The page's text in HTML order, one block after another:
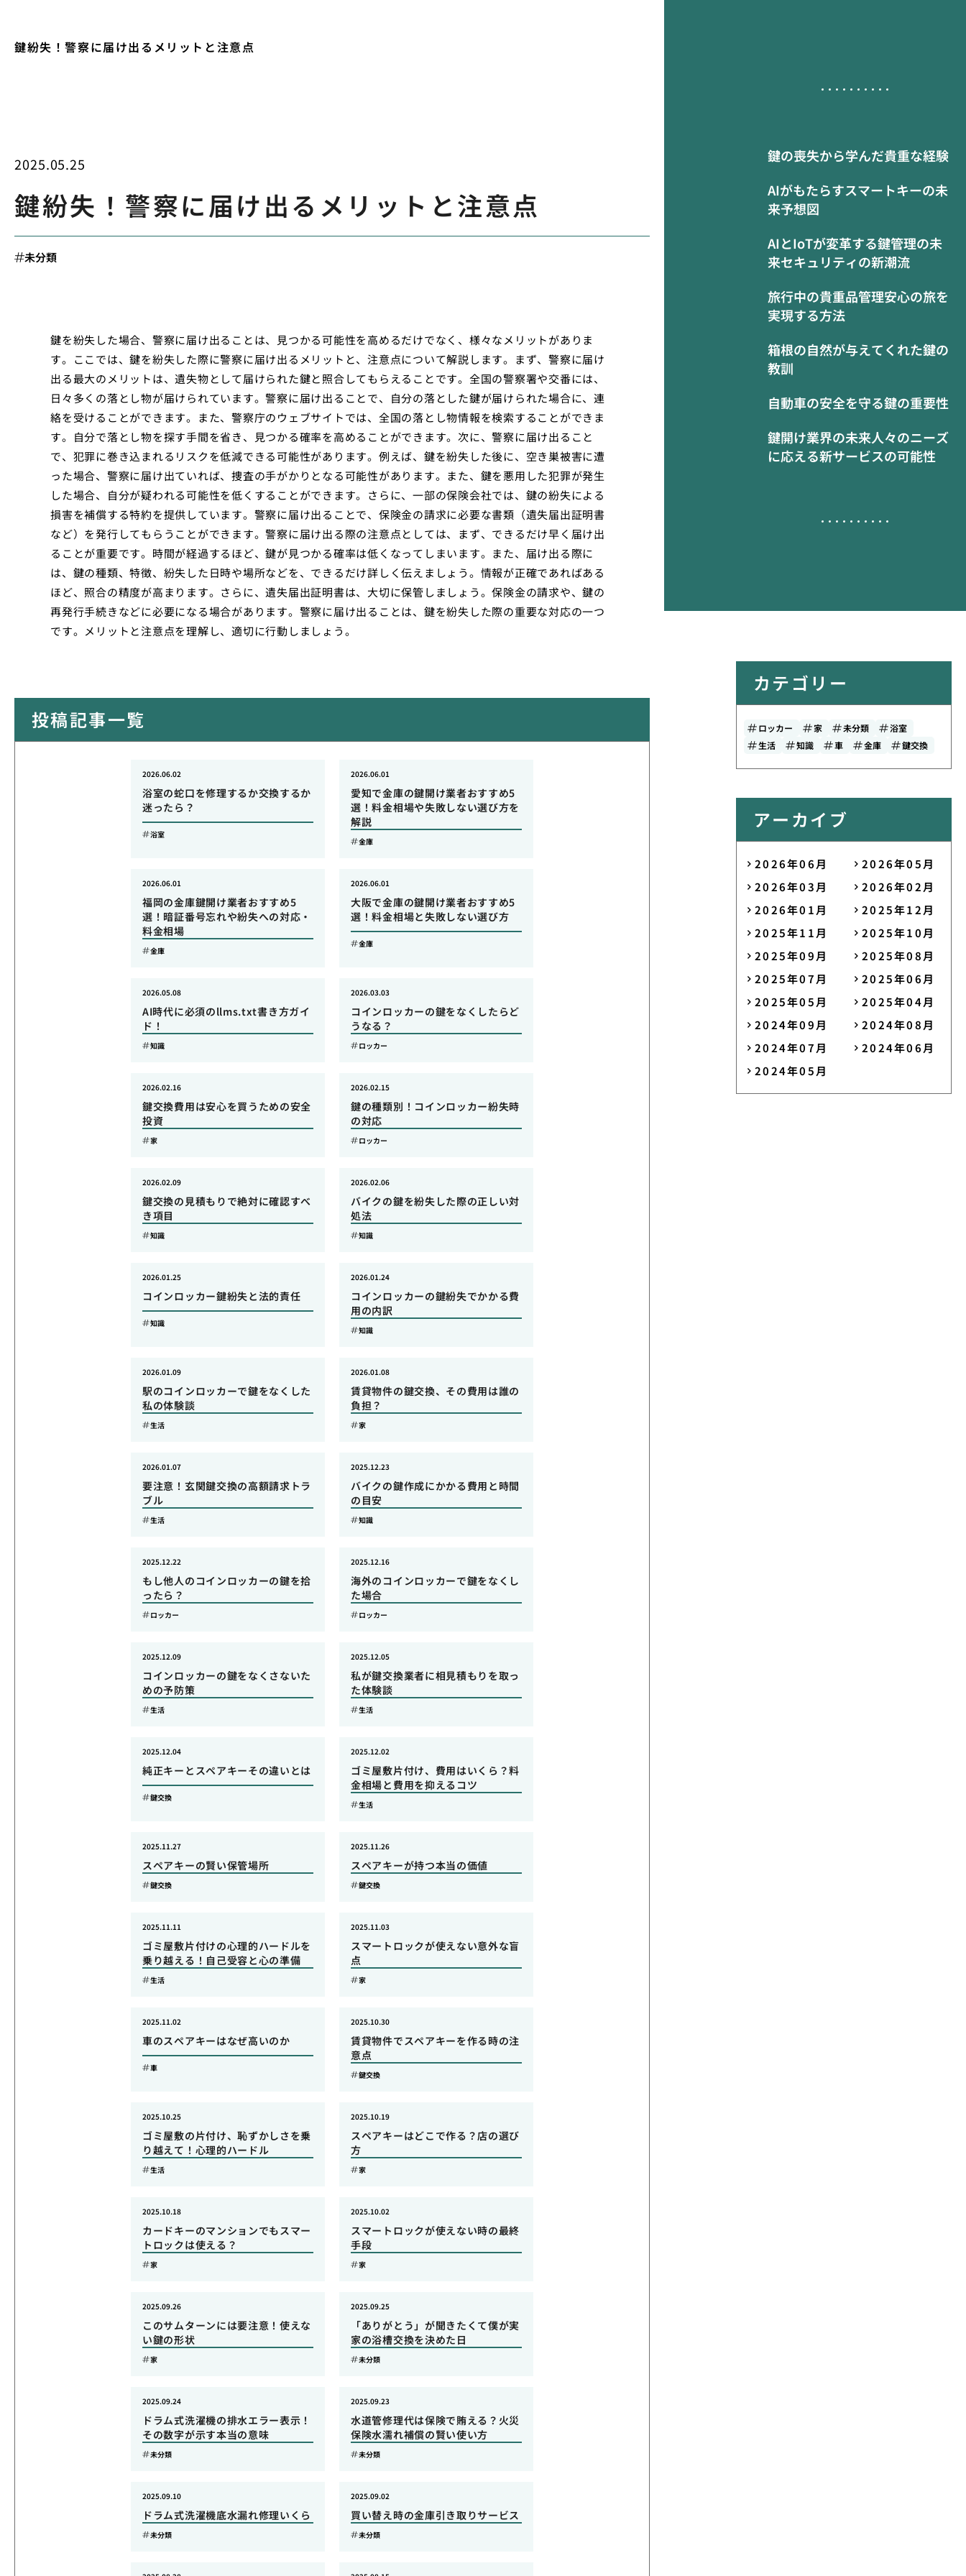
鍵紛失！警察に届け出るメリットと注意点
鍵の喪失から学んだ貴重な経験
AIがもたらすスマートキーの未
来予想図
AIとIoTが変革する鍵管理の未
来セキュリティの新潮流
旅行中の貴重品管理安心の旅を
実現する方法
箱根の自然が与えてくれた鍵の
教訓
自動車の安全を守る鍵の重要性
鍵開け業界の未来人々のニーズ
に応える新サービスの可能性
2025.05.25
鍵紛失！警察に届け出るメリットと注意点
未分類
鍵を紛失した場合、警察に届け出ることは、見つかる可能性を高めるだけでなく、様々なメリットがありま
す。ここでは、鍵を紛失した際に警察に届け出るメリットと、注意点について解説します。まず、警察に届け
出る最大のメリットは、遺失物として届けられた鍵と照合してもらえることです。全国の警察署や交番には、
日々多くの落とし物が届けられています。警察に届け出ることで、自分の落とした鍵が届けられた場合に、連
絡を受けることができます。また、警察庁のウェブサイトでは、全国の落とし物情報を検索することができま
す。自分で落とし物を探す手間を省き、見つかる確率を高めることができます。次に、警察に届け出ること
で、犯罪に巻き込まれるリスクを低減できる可能性があります。例えば、鍵を紛失した後に、空き巣被害に遭
った場合、警察に届け出ていれば、捜査の手がかりとなる可能性があります。また、鍵を悪用した犯罪が発生
した場合、自分が疑われる可能性を低くすることができます。さらに、一部の保険会社では、鍵の紛失による
損害を補償する特約を提供しています。警察に届け出ることで、保険金の請求に必要な書類（遺失届出証明書
など）を発行してもらうことができます。警察に届け出る際の注意点としては、まず、できるだけ早く届け出
ることが重要です。時間が経過するほど、鍵が見つかる確率は低くなってしまいます。また、届け出る際に
は、鍵の種類、特徴、紛失した日時や場所などを、できるだけ詳しく伝えましょう。情報が正確であればある
ほど、照合の精度が高まります。さらに、遺失届出証明書は、大切に保管しましょう。保険金の請求や、鍵の
再発行手続きなどに必要になる場合があります。警察に届け出ることは、鍵を紛失した際の重要な対応の一つ
です。メリットと注意点を理解し、適切に行動しましょう。
投稿記事一覧
浴室の蛇口を修理するか交換するか
迷ったら？
2026.06.02
浴室
愛知で金庫の鍵開け業者おすすめ5
選！料金相場や失敗しない選び方を
解説
2026.06.01
金庫
福岡の金庫鍵開け業者おすすめ5
選！暗証番号忘れや紛失への対応・
料金相場
2026.06.01
金庫
大阪で金庫の鍵開け業者おすすめ5
選！料金相場と失敗しない選び方
2026.06.01
金庫
AI時代に必須のllms.txt書き方ガイ
ド！
2026.05.08
知識
コインロッカーの鍵をなくしたらど
うなる？
2026.03.03
ロッカー
鍵交換費用は安心を買うための安全
投資
2026.02.16
家
鍵の種類別！コインロッカー紛失時
の対応
2026.02.15
ロッカー
鍵交換の見積もりで絶対に確認すべ
き項目
2026.02.09
知識
バイクの鍵を紛失した際の正しい対
処法
2026.02.06
知識
コインロッカー鍵紛失と法的責任
2026.01.25
知識
コインロッカーの鍵紛失でかかる費
用の内訳
2026.01.24
知識
駅のコインロッカーで鍵をなくした
私の体験談
2026.01.09
生活
賃貸物件の鍵交換、その費用は誰の
負担？
2026.01.08
家
要注意！玄関鍵交換の高額請求トラ
ブル
2026.01.07
生活
バイクの鍵作成にかかる費用と時間
の目安
2025.12.23
知識
もし他人のコインロッカーの鍵を拾
ったら？
2025.12.22
ロッカー
海外のコインロッカーで鍵をなくし
た場合
2025.12.16
ロッカー
コインロッカーの鍵をなくさないた
めの予防策
2025.12.09
生活
私が鍵交換業者に相見積もりを取っ
た体験談
2025.12.05
生活
純正キーとスペアキーその違いとは
2025.12.04
鍵交換
ゴミ屋敷片付け、費用はいくら？料
金相場と費用を抑えるコツ
2025.12.02
生活
スペアキーの賢い保管場所
2025.11.27
鍵交換
スペアキーが持つ本当の価値
2025.11.26
鍵交換
ゴミ屋敷片付けの心理的ハードルを
乗り越える！自己受容と心の準備
2025.11.11
生活
スマートロックが使えない意外な盲
点
2025.11.03
家
車のスペアキーはなぜ高いのか
2025.11.02
車
賃貸物件でスペアキーを作る時の注
意点
2025.10.30
鍵交換
ゴミ屋敷の片付け、恥ずかしさを乗
り越えて！心理的ハードル
2025.10.25
生活
スペアキーはどこで作る？店の選び
方
2025.10.19
家
カードキーのマンションでもスマー
トロックは使える？
2025.10.18
家
スマートロックが使えない時の最終
手段
2025.10.02
家
このサムターンには要注意！使えな
い鍵の形状
2025.09.26
家
「ありがとう」が聞きたくて僕が実
家の浴槽交換を決めた日
2025.09.25
未分類
ドラム式洗濯機の排水エラー表示！
その数字が示す本当の意味
2025.09.24
未分類
水道管修理代は保険で賄える？火災
保険水濡れ補償の賢い使い方
2025.09.23
未分類
ドラム式洗濯機底水漏れ修理いくら
2025.09.10
未分類
買い替え時の金庫引き取りサービス
2025.09.02
未分類
カテゴリー
ロッカー 家 未分類
浴室
生活
知識 車 金庫 鍵交換
アーカイブ
2026年06月
2026年05月
2026年03月
2026年02月
2026年01月
2025年12月
2025年11月
2025年10月
2025年09月
2025年08月
2025年07月
2025年06月
2025年05月
2025年04月
2024年09月
2024年08月
2024年07月
2024年06月
2024年05月